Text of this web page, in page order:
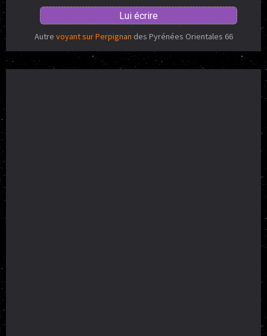
Lui écrire
Autre voyant sur Perpignan des Pyrénées Orientales 66